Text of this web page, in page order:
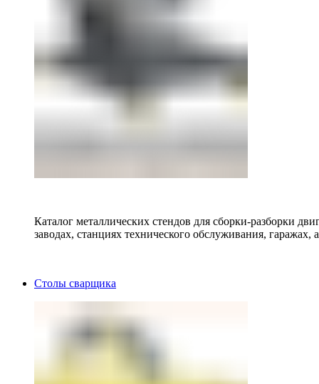
Каталог металлических стендов для сборки-разборки
заводах, станциях технического обслуживания, гаражах,
Столы сварщика